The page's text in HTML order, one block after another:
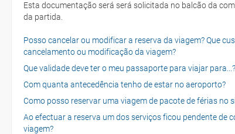
Esta documentação será será solicitada no balcão da companhia aéreen ao realizar o check-in no dia
da partida.
Posso cancelar ou modificar a reserva da viagem? Que
cancelamento ou modificação da viagem?
Que validade deve ter o meu passaporte para viajar para...?
Com quanta antecedência tenho de estar no aeroporto?
Como posso reservar uma viagem de pacote de férias no
Ao efectuar a reserva um dos serviços ficou pendente de
viagem?